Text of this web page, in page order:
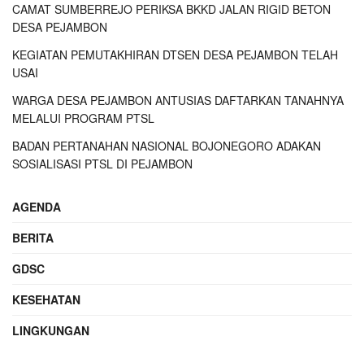
CAMAT SUMBERREJO PERIKSA BKKD JALAN RIGID BETON
DESA PEJAMBON
KEGIATAN PEMUTAKHIRAN DTSEN DESA PEJAMBON TELAH
USAI
WARGA DESA PEJAMBON ANTUSIAS DAFTARKAN TANAHNYA
MELALUI PROGRAM PTSL
BADAN PERTANAHAN NASIONAL BOJONEGORO ADAKAN
SOSIALISASI PTSL DI PEJAMBON
AGENDA
BERITA
GDSC
KESEHATAN
LINGKUNGAN